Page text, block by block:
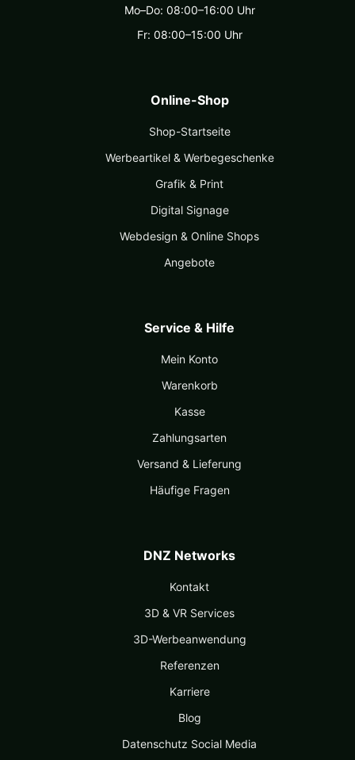
Mo–Do: 08:00–16:00 Uhr
Fr: 08:00–15:00 Uhr
Online-Shop
Shop-Startseite
Werbeartikel & Werbegeschenke
Grafik & Print
Digital Signage
Webdesign & Online Shops
Angebote
Service & Hilfe
Mein Konto
Warenkorb
Kasse
Zahlungsarten
Versand & Lieferung
Häufige Fragen
DNZ Networks
Kontakt
3D & VR Services
3D-Werbeanwendung
Referenzen
Karriere
Blog
Datenschutz Social Media